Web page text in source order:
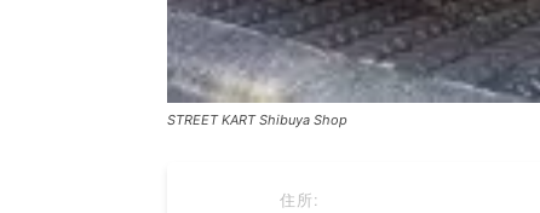
STREET KART Shibuya Shop
住所: